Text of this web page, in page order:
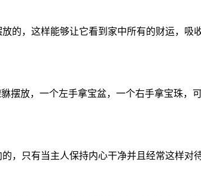
的，这样能够让它看到家中所有的财运，
摆放，一个左手拿宝盆，一个右手拿宝珠，
只有当主人保持内心干净并且经常这样对